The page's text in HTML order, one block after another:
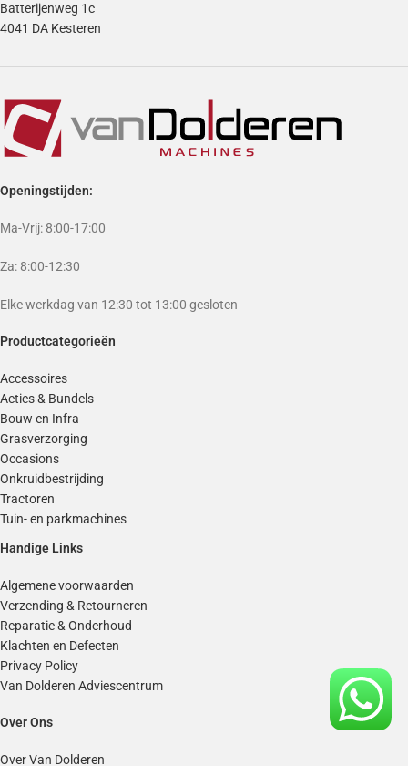
Batterijenweg 1c
4041 DA Kesteren
Openingstijden:
Ma-Vrij: 8:00-17:00
Za: 8:00-12:30
Elke werkdag van 12:30 tot 13:00 gesloten
Productcategorieën
Accessoires
Acties & Bundels
Bouw en Infra
Grasverzorging
Occasions
Onkruidbestrijding
Tractoren
Tuin- en parkmachines
Handige Links
Algemene voorwaarden
Verzending & Retourneren
Reparatie & Onderhoud
Klachten en Defecten
Privacy Policy
Van Dolderen Adviescentrum
Over Ons
Over Van Dolderen